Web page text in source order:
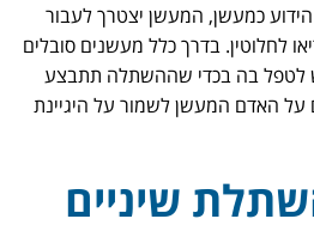
כמעשן, המעשן יצטרך לעבור
לחלוטין. בדרך כלל מעשנים סובלים
לטפל בה בכדי שההשתלה תתבצע
על האדם המעשן לשמור על היגיינת
שיניים